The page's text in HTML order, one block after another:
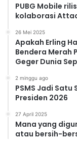
PUBG Mobile
kolaborasi
26 Mei 2025
Apakah Erling
Bendera Merah
Geger Dunia
2 minggu ago
PSMS Jadi
Presiden 2026
27 April 2025
Mana yang
atau bersih-